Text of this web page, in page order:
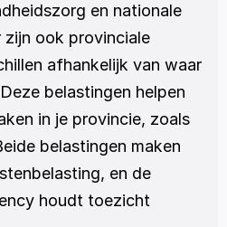
en nationale
ook provinciale
afhankelijk van waar
belastingen helpen
in je provincie, zoals
belastingen maken
en de
houdt toezicht